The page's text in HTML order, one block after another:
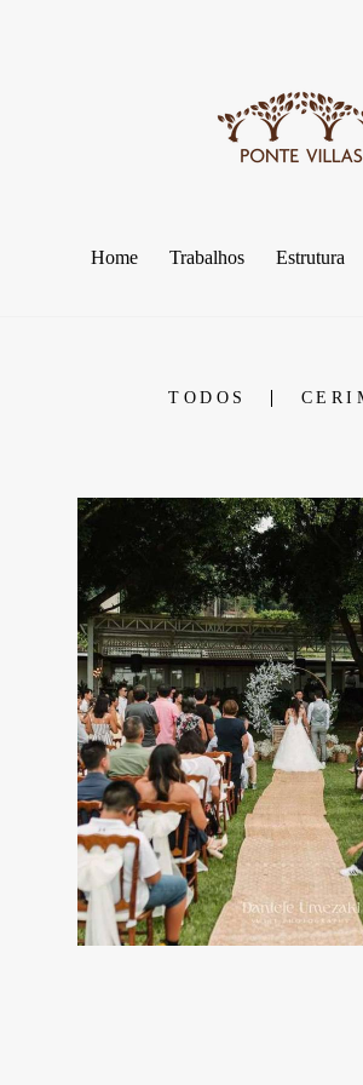
Home Trabalhos Estrutura
TODOS
747